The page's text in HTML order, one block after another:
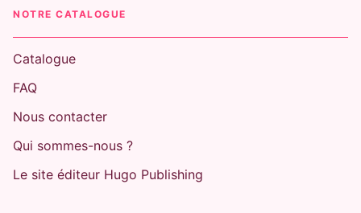
NOTRE CATALOGUE
Catalogue
FAQ
Nous contacter
Qui sommes-nous ?
Le site éditeur Hugo Publishing